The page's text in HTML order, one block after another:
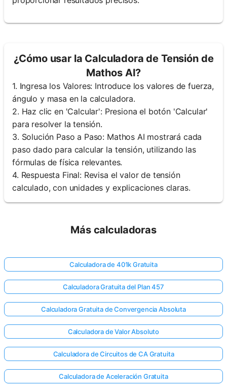
¿Cómo usar la Calculadora de Tensión de
Mathos AI?
1. Ingresa los Valores: Introduce los valores de fuerza,
ángulo y masa en la calculadora.
2. Haz clic en 'Calcular': Presiona el botón 'Calcular'
para resolver la tensión.
3. Solución Paso a Paso: Mathos AI mostrará cada
paso dado para calcular la tensión, utilizando las
fórmulas de física relevantes.
4. Respuesta Final: Revisa el valor de tensión
calculado, con unidades y explicaciones claras.
Más calculadoras
Calculadora de 401k Gratuita
Calculadora Gratuita del Plan 457
Calculadora Gratuita de Convergencia Absoluta
Calculadora de Valor Absoluto
Calculadora de Circuitos de CA Gratuita
Calculadora de Aceleración Gratuita